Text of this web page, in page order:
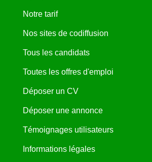
Notre tarif
Nos sites de codiffusion
Tous les candidats
Toutes les offres d'emploi
Déposer un CV
Déposer une annonce
Témoignages utilisateurs
Informations légales